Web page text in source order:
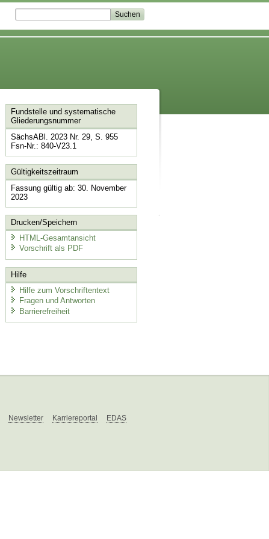
Fundstelle und systematische
Gliederungsnummer
SächsABl. 2023 Nr. 29, S. 955
Fsn-Nr.: 840-V23.1
Gültigkeitszeitraum
Fassung gültig ab: 30. November
2023
Drucken/Speichern
HTML-Gesamtansicht
Vorschrift als PDF
Hilfe
Hilfe zum Vorschriftentext
Fragen und Antworten
Barrierefreiheit
Newsletter Karriereportal EDAS